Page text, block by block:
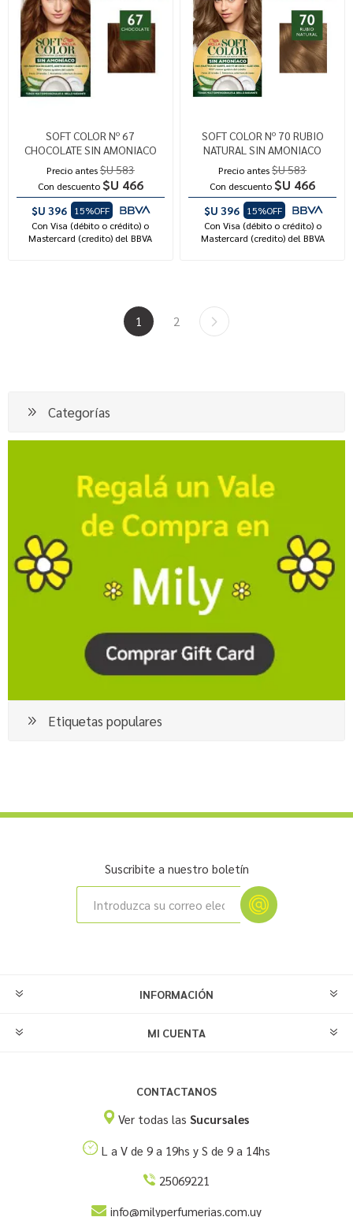
SOFT COLOR Nº 67
CHOCOLATE SIN AMONIACO
Precio antes$U 583
Con descuento $U 466
$U 396
15%OFF
Con Visa (débito o crédito) o
Mastercard (credito) del BBVA
SOFT COLOR Nº 70 RUBIO
NATURAL SIN AMONIACO
Precio antes$U 583
Con descuento $U 466
$U 396
15%OFF
Con Visa (débito o crédito) o
Mastercard (credito) del BBVA
1 2
Categorías
Etiquetas populares
Suscribite a nuestro boletín
INFORMACIÓN
MI CUENTA
CONTACTANOS
Ver todas las Sucursales
L a V de 9 a 19hs y S de 9 a 14hs
25069221
info@milyperfumerias.com.uy